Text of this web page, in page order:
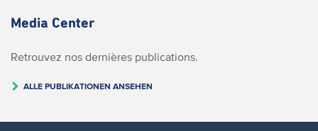
Media Center
Retrouvez nos dernières publications.
ALLE PUBLIKATIONEN ANSEHEN